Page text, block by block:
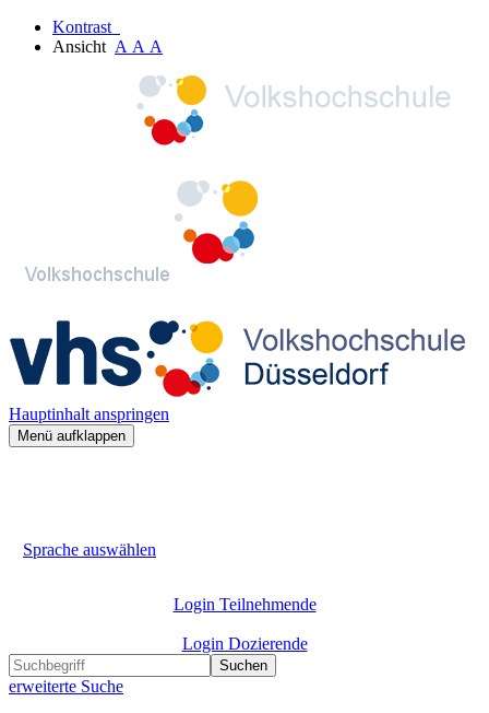
Kontrast
Ansicht A A A
Hauptinhalt anspringen
Menü aufklappen
Sprache auswählen
Login Teilnehmende
Login Dozierende
Suchen
erweiterte Suche